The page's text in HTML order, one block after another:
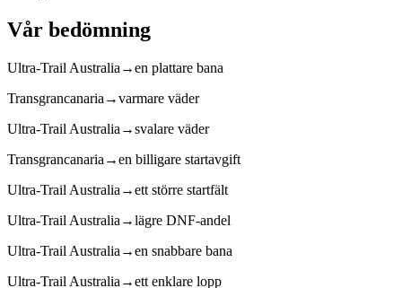
Vår bedömning
Ultra-Trail Australia →en plattare bana
Transgrancanaria →varmare väder
Ultra-Trail Australia →svalare väder
Transgrancanaria →en billigare startavgift
Ultra-Trail Australia →ett större startfält
Ultra-Trail Australia →lägre DNF-andel
Ultra-Trail Australia →en snabbare bana
Ultra-Trail Australia →ett enklare lopp